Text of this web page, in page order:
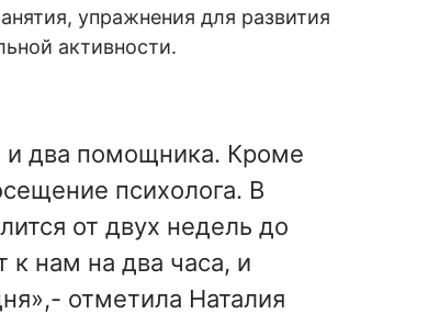
упражнения для развития
активности.
и два помощника. Кроме
психолога. В
от двух недель до
к нам на два часа, и
отметила Наталия